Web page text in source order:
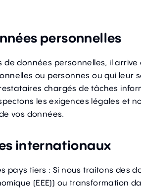
personnelles
de données personnelles, il
ou personnes ou qui leur
chargés de tâches
les exigences légales et
vos données.
internationaux
pays tiers : Si nous traitons des
(EEE)) ou transformation